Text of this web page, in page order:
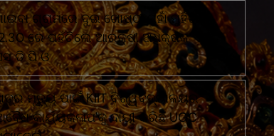
ଗ୍ରାମରେ ଦୁଇ ଗୋଷ୍ଠୀ ମୁହାଁ ମୁହିଁରାତି
ରେ ପହଁଚିଲେ ଆରକ୍ଷୀ ଅଧିକ୍ଷକ ଏବଂ
ଡି ପି ଓ
ମୃତ୍ୟୁ ପାଇଁ KIIT ବିଶ୍ୱବିଦ୍ୟାଳୟର
କାର୍ଯ୍ୟକଳାପ'କୁ ଦାୟୀ କରିଛି UGC